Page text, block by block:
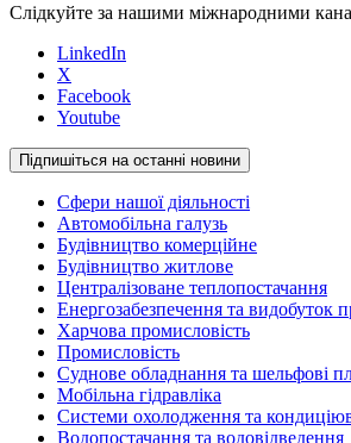
Слідкуйте за нашими міжнародними
LinkedIn
X
Facebook
Youtube
Підпишіться на останні новини
Сфери нашої діяльності
Автомобільна галузь
Будівництво комерційне
Будівництво житлове
Централізоване теплопостачання
Енергозабезпечення та видобуток
Харчова промисловість
Промисловість
Суднове обладнання та шельфові
Мобільна гідравліка
Системи охолодження та
Водопостачання та водовідведення